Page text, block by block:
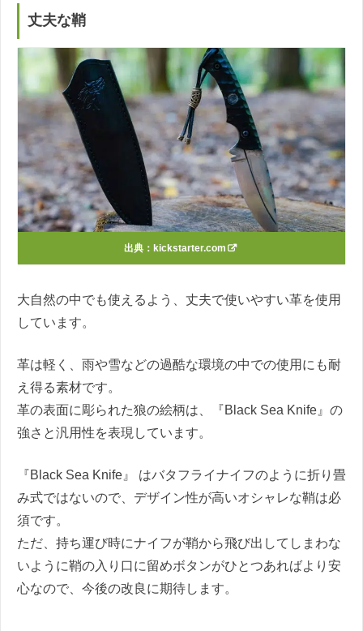
丈夫な鞘
出典： kickstarter.com
大自然の中でも使えるよう、丈夫で使いやすい革を使用
しています。
革は軽く、雨や雪などの過酷な環境の中での使用にも耐
え得る素材です。
革の表面に彫られた狼の絵柄は、『Black Sea Knife』の
強さと汎用性を表現しています。
『Black Sea Knife』 はバタフライナイフのように折り畳
み式ではないので、デザイン性が高いオシャレな鞘は必
須です。
ただ、持ち運び時にナイフが鞘から飛び出してしまわな
いように鞘の入り口に留めボタンがひとつあればより安
心なので、今後の改良に期待します。